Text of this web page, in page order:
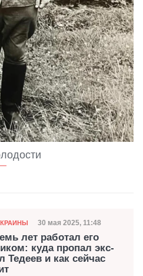
Дата публикации
30 мая 2025, 11:48
лет работал его
куда пропал экс-
Тедеев и как сейчас